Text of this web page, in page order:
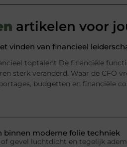
artikelen voor
vinden van financieel
toptalent De financiële
sterk veranderd. Waar de CFO
budgetten en financiële
binnen moderne folie techniek
gevel luchtdicht en tegelijk